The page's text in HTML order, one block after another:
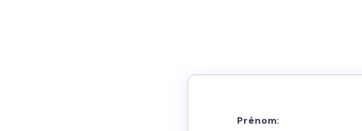
Prénom: